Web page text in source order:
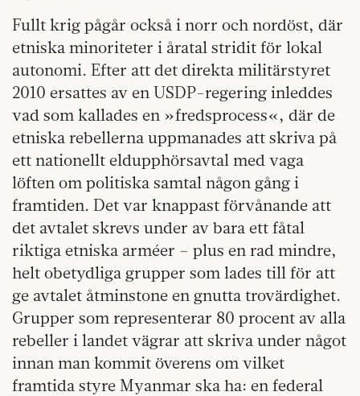
Fullt krig pågår också i norr och nordöst, där
etniska minoriteter i åratal stridit för lokal
autonomi. Efter att det direkta militärstyret
2010 ersattes av en USDP-regering inleddes
vad som kallades en »fredsprocess«, där de
etniska rebel­lerna uppmanades att skriva på
ett nationellt eldupphörsavtal med vaga
löften om politiska samtal någon gång i
framtiden. Det var knappast förvånande att
det avtalet skrevs under av bara ett fåtal
riktiga etniska arméer – plus en rad mindre,
helt obetydliga grupper som lades till för att
ge avtalet åtminstone en gnutta trovärdighet.
Grupper som representerar 80 procent av alla
rebeller i landet vägrar att skriva under något
innan man kommit överens om vilket
framtida styre Myanmar ska ha: en federal